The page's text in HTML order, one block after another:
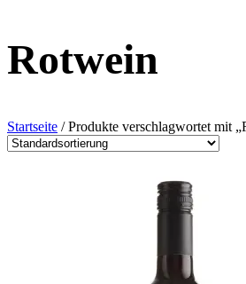
Rotwein
Startseite / Produkte verschlagwortet mit